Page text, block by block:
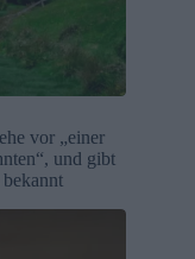
vor „einer
und gibt